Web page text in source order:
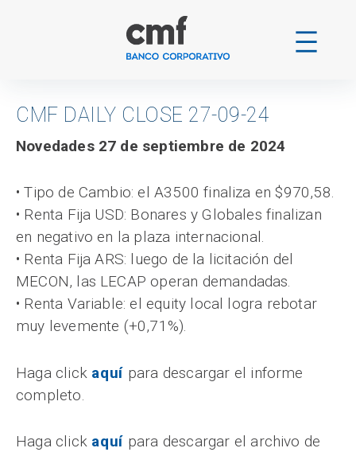
CMF DAILY CLOSE 27-09-24
Novedades 27 de septiembre de 2024
• Tipo de Cambio: el A3500 finaliza en $970,58.
• Renta Fija USD: Bonares y Globales finalizan
en negativo en la plaza internacional.
• Renta Fija ARS: luego de la licitación del
MECON, las LECAP operan demandadas.
• Renta Variable: el equity local logra rebotar
muy levemente (+0,71%).
Haga click aquí para descargar el informe
completo.
Haga click aquí para descargar el archivo de